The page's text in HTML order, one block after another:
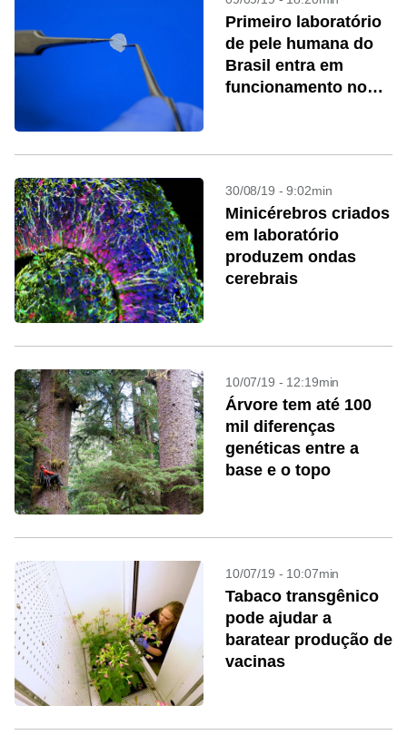
Primeiro laboratório
de pele humana do
Brasil entra em
funcionamento no
30/08/19 - 9:02min
Minicérebros criados
em laboratório
produzem ondas
cerebrais
10/07/19 - 12:19min
Árvore tem até 100
mil diferenças
genéticas entre a
base e o topo
10/07/19 - 10:07min
Tabaco transgênico
pode ajudar a
baratear produção de
vacinas